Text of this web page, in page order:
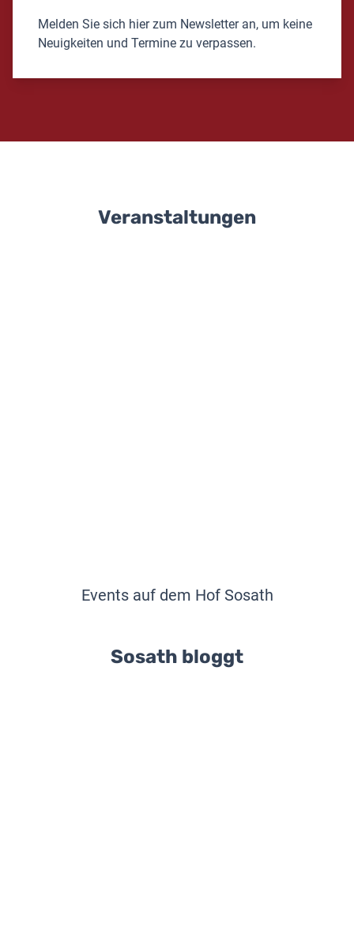
Melden Sie sich hier zum Newsletter an, um keine
Neuigkeiten und Termine zu verpassen.
Veranstaltungen
Events auf dem Hof Sosath
Sosath bloggt